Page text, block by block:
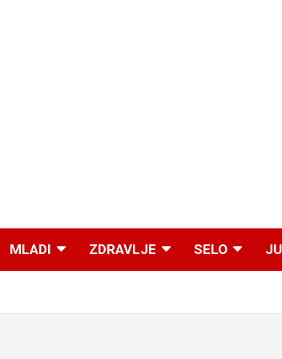
MLADI ZDRAVLJE SELO